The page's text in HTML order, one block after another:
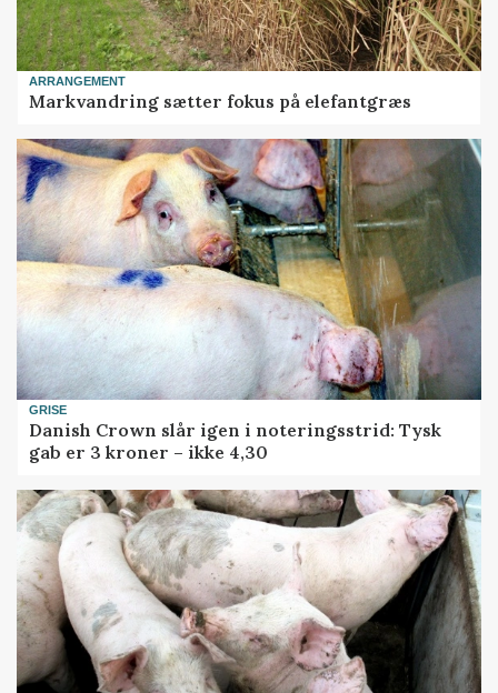
ARRANGEMENT
Markvandring sætter fokus på elefantgræs
GRISE
Danish Crown slår igen i noteringsstrid: Tysk
gab er 3 kroner – ikke 4,30